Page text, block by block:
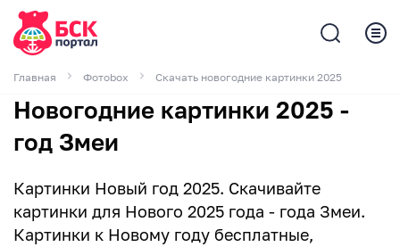
Главная Фотоbox Скачать новогодние картинки 2025
Новогодние картинки 2025 -
год Змеи
Картинки Новый год 2025. Скачивайте
картинки для Нового 2025 года - года Змеи.
Картинки к Новому году бесплатные,